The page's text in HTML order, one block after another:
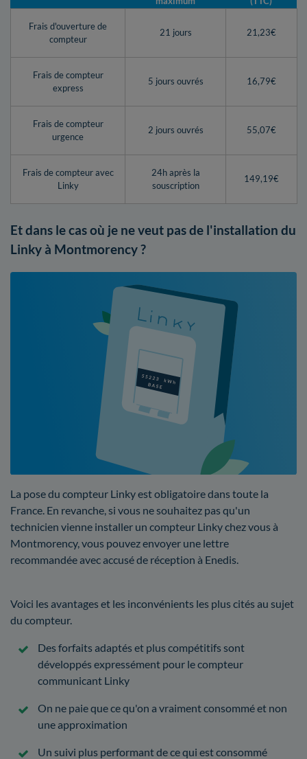
Frais d'ouverture de
compteur
21 jours 21,23€
Frais de compteur
express
5 jours ouvrés 16,79€
Frais de compteur
urgence
2 jours ouvrés 55,07€
Frais de compteur avec
Linky
24h après la
souscription
149,19€
Et dans le cas où je ne veut pas de l'installation du
Linky à Montmorency ?
La pose du compteur Linky est obligatoire dans toute la
France. En revanche, si vous ne souhaitez pas qu'un
technicien vienne installer un compteur Linky chez vous à
Montmorency, vous pouvez envoyer une lettre
recommandée avec accusé de réception à Enedis.
Voici les avantages et les inconvénients les plus cités au sujet
du compteur.
Des forfaits adaptés et plus compétitifs sont
développés expressément pour le compteur
communicant Linky
On ne paie que ce qu'on a vraiment consommé et non
une approximation
Un suivi plus performant de ce qui est consommé